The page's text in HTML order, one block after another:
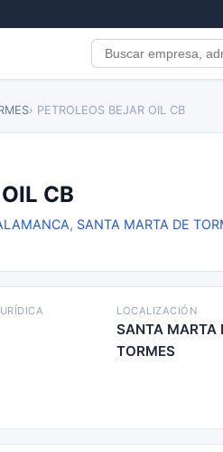
› PETROLEOS BEJAR OIL CB
CB
, SANTA MARTA DE
LOCALIZACIÓN
SANTA MARTA
TORMES